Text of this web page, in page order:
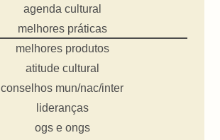
agenda cultural
melhores práticas
melhores produtos
atitude cultural
conselhos mun/nac/inter
lideranças
ogs e ongs